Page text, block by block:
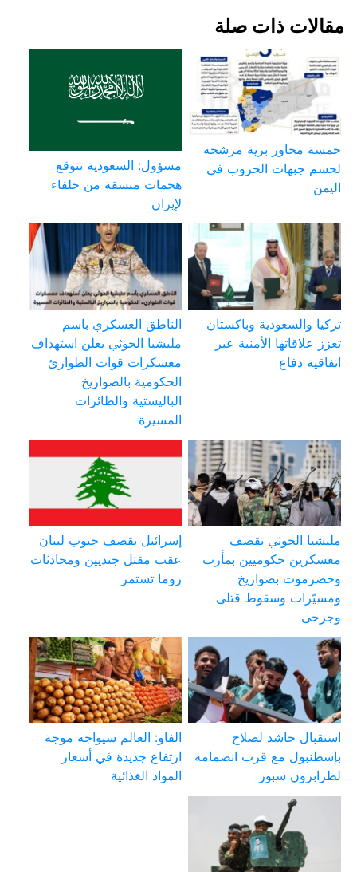
مقالات ذات صلة
خمسة محاور برية مرشحة
لحسم جبهات الحروب في
اليمن
مسؤول: السعودية تتوقع
هجمات منسقة من حلفاء
لإيران
تركيا والسعودية وباكستان
تعزز علاقاتها الأمنية عبر
اتفاقية دفاع
الناطق العسكري باسم
مليشيا الحوثي يعلن استهداف
معسكرات قوات الطوارئ
الحكومية بالصواريخ
الباليستية والطائرات
المسيرة
مليشيا الحوثي تقصف
معسكرين حكوميين بمأرب
وحضرموت بصواريخ
ومسيّرات وسقوط قتلى
وجرحى
إسرائيل تقصف جنوب لبنان
عقب مقتل جنديين ومحادثات
روما تستمر
استقبال حاشد لصلاح
بإسطنبول مع قرب انضمامه
لطرابزون سبور
الفاو: العالم سيواجه موجة
ارتفاع جديدة في أسعار
المواد الغذائية